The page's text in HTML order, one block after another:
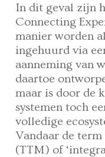
In dit geval zijn
Connecting
manier worden
ingehuurd via
aanneming van
daartoe
maar is door de
systemen toch
volledige
Vandaar de term
(TTM) of